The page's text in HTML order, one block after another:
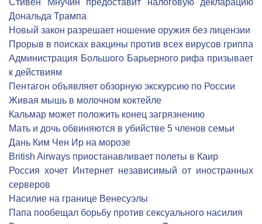
Стивен Мнучин предоставит налоговую декларацию
Дональда Трампа
Новый закон разрешает ношение оружия без лицензии
Прорыв в поисках вакцины против всех вирусов гриппа
Администрация Большого Барьерного рифа призывает
к действиям
Пентагон объявляет обзорную экскурсию по России
Живая мышь в молочном коктейле
Кальмар может положить конец загрязнению
Мать и дочь обвиняются в убийстве 5 членов семьи
Дань Ким Чен Ир на морозе
British Airways приостанавливает полеты в Каир
Россия хочет Интернет независимый от иностранных
серверов
Насилие на границе Венесуэлы
Папа пообещал борьбу против сексуального насилия